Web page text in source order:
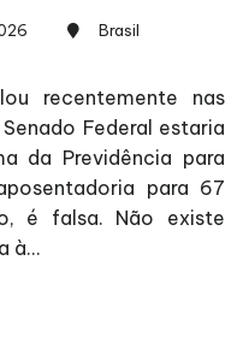
Brasil
recentemente nas
Federal estaria
da Previdência para
para 67
é falsa. Não existe
à...